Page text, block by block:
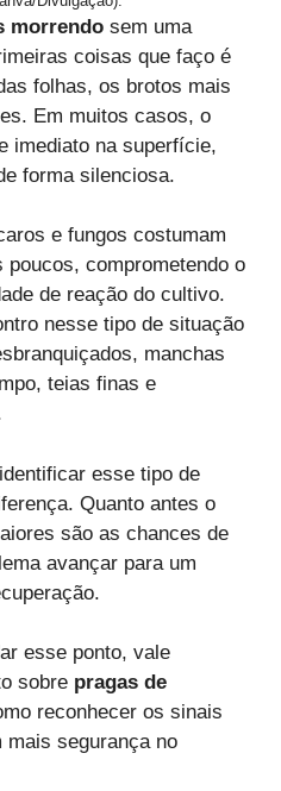
morrendo sem uma
coisas que faço é
folhas, os brotos mais
Em muitos casos, o
imediato na superfície,
forma silenciosa.
e fungos costumam
poucos, comprometendo o
de reação do cultivo.
nesse tipo de situação
manchas
teias finas e
esse tipo de
Quanto antes o
são as chances de
avançar para um
esse ponto, vale
sobre pragas de
reconhecer os sinais
mais segurança no